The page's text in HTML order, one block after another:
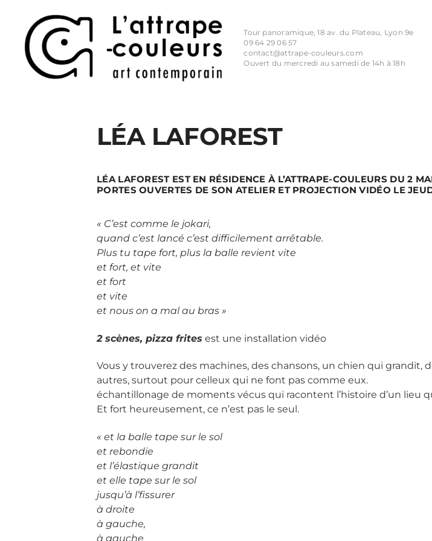
Tour panoramique, 18 av. du Plateau, Lyon 9e
09 64 29 06 57
contact@attrape-couleurs.com
Ouvert du mercredi au samedi de 14h à 18h
LÉA LAFOREST
LÉA LAFOREST EST EN RÉSIDENCE À L’ATTRAPE-COULEURS DU 2
PORTES OUVERTES DE SON ATELIER ET PROJECTION VIDÉO LE
« C’est comme le jokari,
quand c’est lancé c’est difficilement arrêtable.
Plus tu tape fort, plus la balle revient vite
et fort, et vite
et fort
et vite
et nous on a mal au bras »
2 scènes, pizza frites est une installation vidéo
Vous y trouverez des machines, des chansons, un chien qui grandit,
autres, surtout pour celleux qui ne font pas comme eux.
échantillonage de moments vécus qui racontent l’histoire d’un lieu
Et fort heureusement, ce n’est pas le seul.
« et la balle tape sur le sol
et rebondie
et l’élastique grandit
et elle tape sur le sol
jusqu’à l’fissurer
à droite
à gauche,
à gauche